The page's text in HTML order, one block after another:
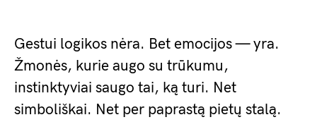
Gestui logikos nėra. Bet emocijos — yra.
Žmonės, kurie augo su trūkumu,
instinktyviai saugo tai, ką turi. Net
simboliškai. Net per paprastą pietų stalą.